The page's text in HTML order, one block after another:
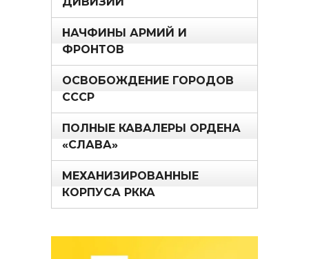
НАЧФИНЫ АРМИЙ И
ФРОНТОВ
ОСВОБОЖДЕНИЕ ГОРОДОВ
СССР
ПОЛНЫЕ КАВАЛЕРЫ ОРДЕНА
«СЛАВА»
МЕХАНИЗИРОВАННЫЕ
КОРПУСА РККА